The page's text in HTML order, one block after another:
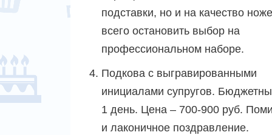
подставки, но и на качество
всего остановить выбор на
профессиональном наборе.
Подкова с выгравированными
инициалами супругов.
1 день. Цена – 700-900 руб.
и лаконичное поздравление.